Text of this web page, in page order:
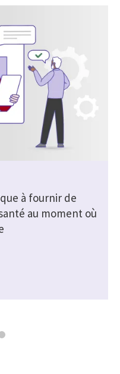
à fournir de
au moment où